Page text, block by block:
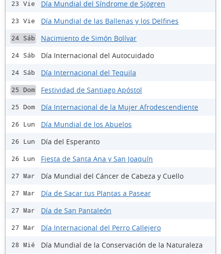
23 Vie Día Mundial del Síndrome de Sjögren
23 Vie Día Mundial de las Ballenas y los Delfines
24 Sáb Nacimiento de Simón Bolívar
24 Sáb Día Internacional del Autocuidado
24 Sáb Día Internacional del Tequila
25 Dom Festividad de Santiago Apóstol
25 Dom Día Internacional de la Mujer Afrodescendiente
26 Lun Día Mundial de los Abuelos
26 Lun Día del Esperanto
26 Lun Fiesta de Santa Ana y San Joaquín
27 Mar Día Mundial del Cáncer de Cabeza y Cuello
27 Mar Día de Sacar tus Plantas a Pasear
27 Mar Día de San Pantaleón
27 Mar Día Internacional del Perro Callejero
28 Mié Día Mundial de la Conservación de la Naturaleza